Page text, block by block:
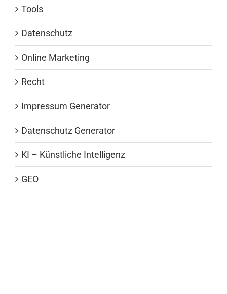
Tools
Datenschutz
Online Marketing
Recht
Impressum Generator
Datenschutz Generator
KI – Künstliche Intelligenz
GEO